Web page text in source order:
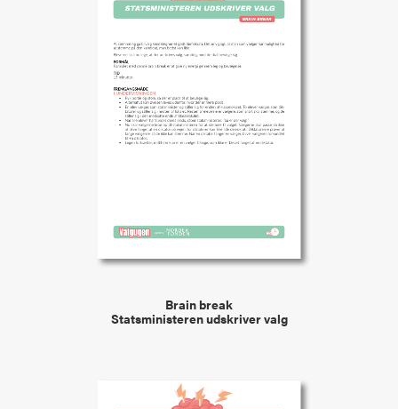
VIEW
Brain break
Statsministeren udskriver valg